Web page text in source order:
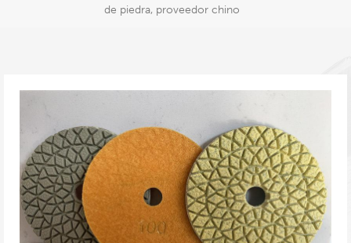
de piedra, proveedor chino